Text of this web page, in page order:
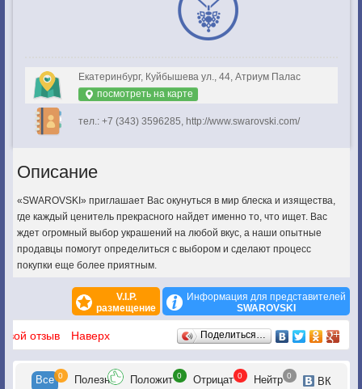
Екатеринбург, Куйбышева ул., 44, Атриум Палас
посмотреть на карте
тел.: +7 (343) 3596285, http://www.swarovski.com/
Описание
«SWAROVSKI» приглашает Вас окунуться в мир блеска и изящества,
где каждый ценитель прекрасного найдет именно то, что ищет. Вас
ждет огромный выбор украшений на любой вкус, а наши опытные
продавцы помогут определиться с выбором и сделают процесс
покупки еще более приятным.
V.I.P.
размещение
Информация для представителей
SWAROVSKI
Отзывы
отзыв Наверх Поделиться…
Все 0 Полезн Положит 0 Отрицат 0 Нейтр 0 ВК